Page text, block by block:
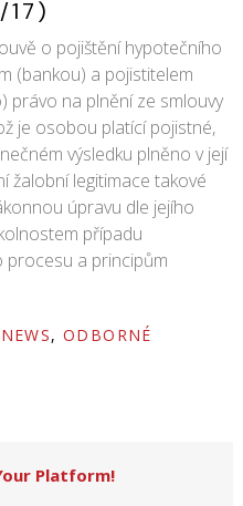
17)
o pojištění hypotečního
(bankou) a pojistitelem
právo na plnění ze smlouvy
je osobou platící pojistné,
výsledku plněno v její
žalobní legitimace takové
úpravu dle jejího
případu
procesu a principům
, ODBORNÉ
Platform!